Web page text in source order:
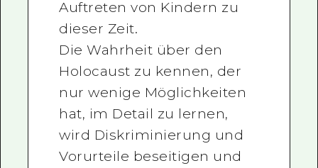
Auftreten von Kindern zu
dieser Zeit.
Die Wahrheit über den
Holocaust zu kennen, der
nur wenige Möglichkeiten
hat, im Detail zu lernen,
wird Diskriminierung und
Vorurteile beseitigen und